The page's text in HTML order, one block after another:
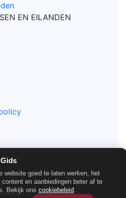
website goed te laten werken, het
en aanbiedingen beter af te
Bekijk ons cookiebeleid.
EN EILANDEN
Gids 2000-2026